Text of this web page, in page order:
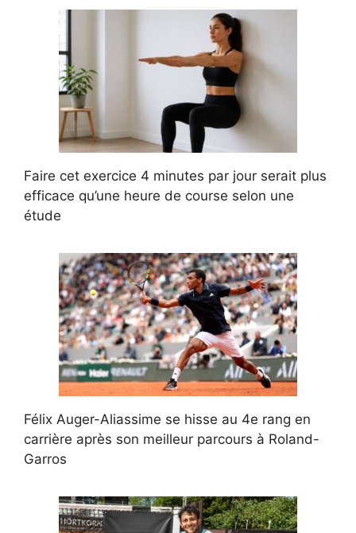
Faire cet exercice 4 minutes par jour serait plus
efficace qu’une heure de course selon une
étude
Félix Auger-Aliassime se hisse au 4e rang en
carrière après son meilleur parcours à Roland-
Garros